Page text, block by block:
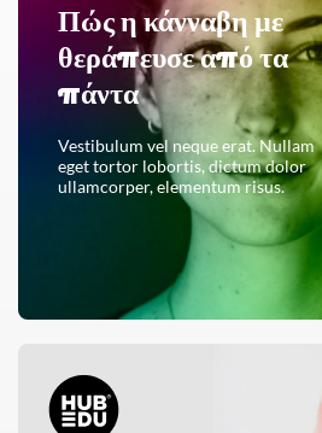
Πώς η κάνναβη με
θεράπευσε από τα
πάντα
Vestibulum vel neque erat. Nullam
eget tortor lobortis, dictum dolor
ullamcorper, elementum risus.
ΔΙΑΒΆΣΤΕ ΟΛΌΚΛΗΡΟ ΤΟ